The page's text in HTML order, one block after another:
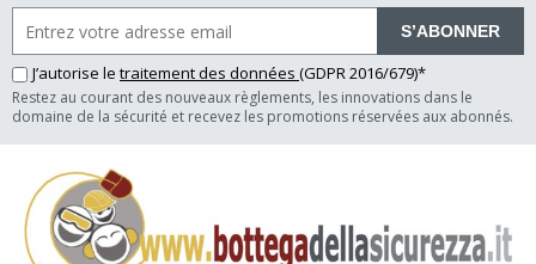
S’ABONNER
J’autorise le traitement des données (GDPR 2016/679)*
Restez au courant des nouveaux règlements, les innovations dans le
domaine de la sécurité et recevez les promotions réservées aux abonnés.